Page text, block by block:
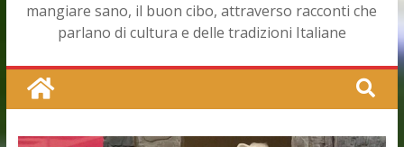
mangiare sano, il buon cibo, attraverso racconti che
parlano di cultura e delle tradizioni Italiane